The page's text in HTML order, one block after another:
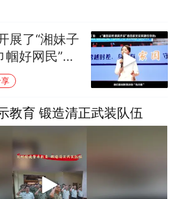
展了“湘妹子
帼好网民”征
教育 锻造清正武装队伍